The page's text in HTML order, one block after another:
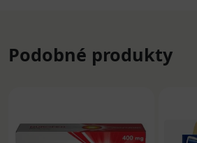
Podobné produkty